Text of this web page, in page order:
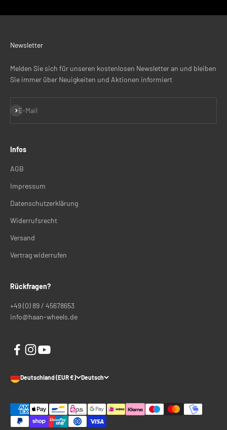
Newsletter
Melden Sie sich für unseren kostenlosen Newsletter an und bleiben
Sie immer über Neuigkeiten und Aktionen informiert
E-Mail
Abonnieren
Infos
AGB
Impressum
Datenschutzerklärung
Widerrufsrecht
Versand
Vertrag widerrufen
Rückfragen?
+49 (0) 89 / 45678653
info@haan-wheels.de
Deutschland (EUR €) Deutsch